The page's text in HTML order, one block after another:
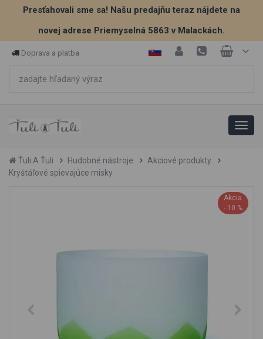
Presťahovali sme sa! Našu predajňu teraz nájdete na
novej adrese Priemyselná 5863 v Malackách.
Doprava a platba
Ťuli A Ťuli Hudobné nástroje
Akciové produkty
Kryštáľové spievajúce misky
Akcia
- 10 %